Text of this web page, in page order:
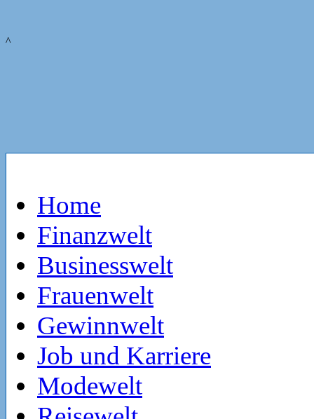
^
Home
Finanzwelt
Businesswelt
Frauenwelt
Gewinnwelt
Job und Karriere
Modewelt